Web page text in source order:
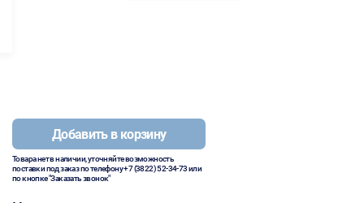
Добавить в корзину
Товара нет в наличии, уточняйте возможность
поставки под заказ по телефону+7 (3822) 52-34-73или
по кнопке "Заказать звонок"